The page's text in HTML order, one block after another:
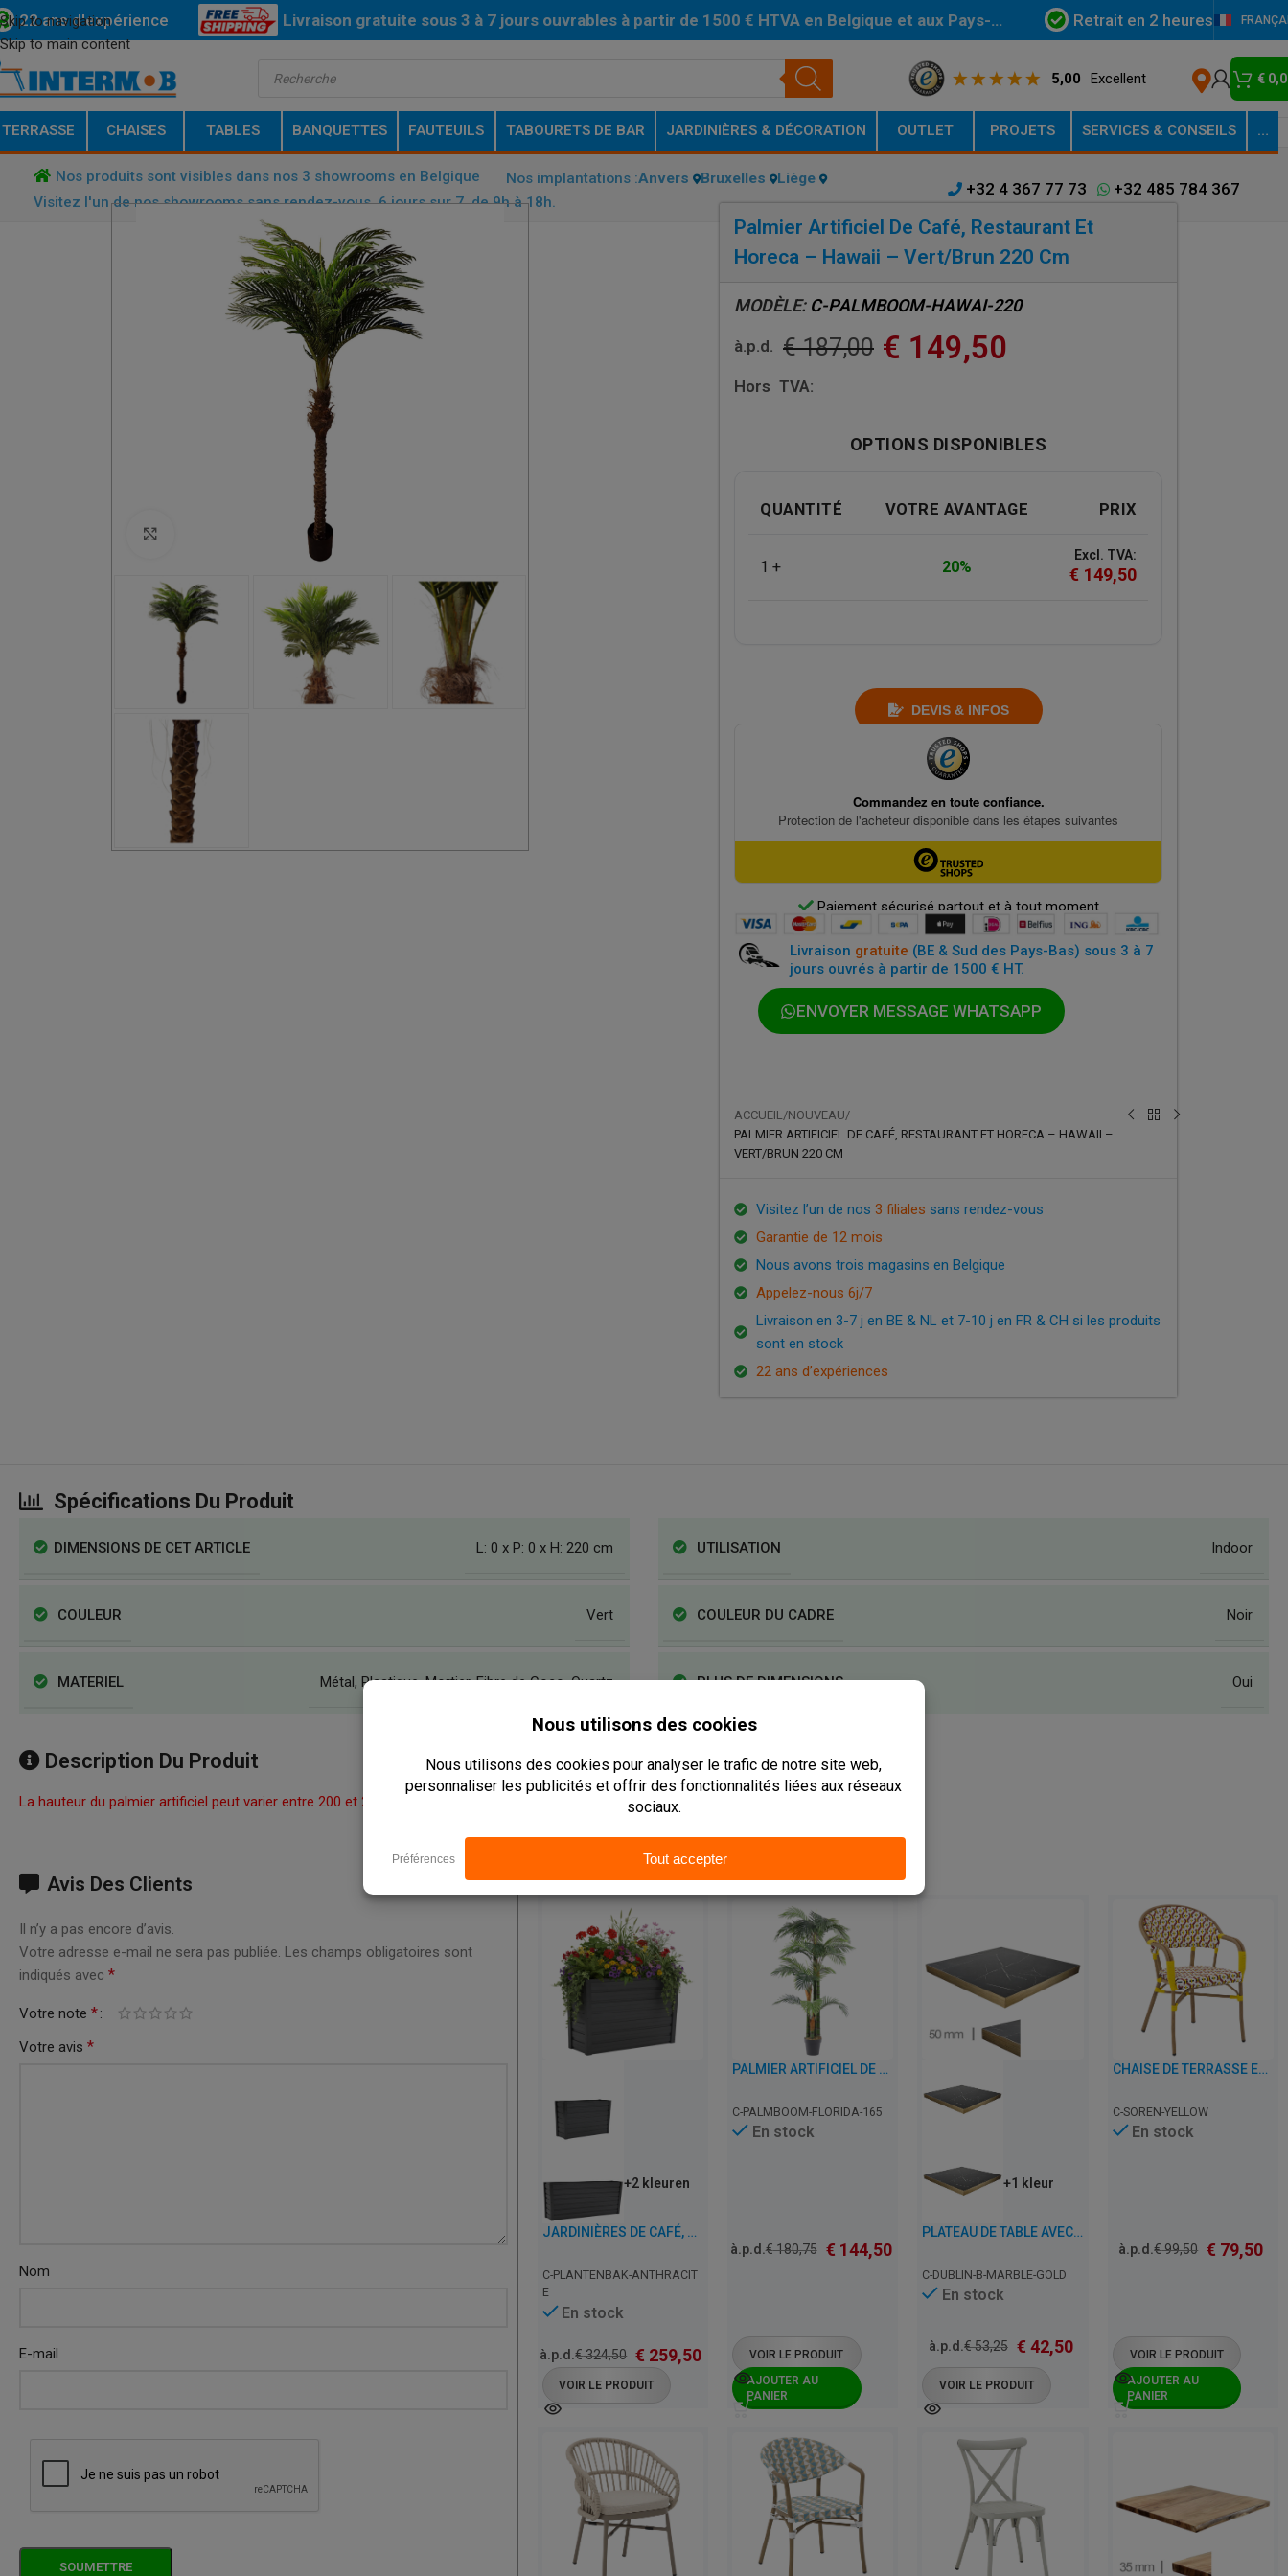
Skip to navigation
Skip to main content
22 ans d'expérience Livraison gratuite sous 3 à 7 jours ouvrables à partir de 1500 € HTVA en Belgique et aux Pays-
Retrait en 2 heures
5,00 Excellent €
TERRASSE CHAISES TABLES BANQUETTES FAUTEUILS TABOURETS DE BAR JARDINIÈRES & DÉCORATION OUTLET PROJETS SERVICES & CONSEILS …
Nos produits sont visibles dans nos 3 showrooms en Belgique Nos implantations :Anvers Bruxelles Liège
Visitez l'un de nos showrooms sans rendez-vous, 6 jours sur 7, de 9h à 18h.
+32 4 367 77 73 +32 485 784 367
Palmier Artificiel De Café, Restaurant Et
Horeca – Hawaii – Vert/Brun 220 Cm
MODÈLE: C-PALMBOOM-HAWAI-220
à.p.d. €187,00 € 149,50
Hors TVA:
OPTIONS DISPONIBLES
QUANTITÉ VOTRE AVANTAGE PRIX
1 + 20%
Excl. TVA:
€ 149,50
DEVIS & INFOS
Paiement sécurisé partout et à tout moment
Livraison gratuite (BE & Sud des Pays-Bas) sous 3 à 7
jours ouvrés à partir de 1500 € HT.
ENVOYER MESSAGE WHATSAPP
ACCUEIL /NOUVEAU/
PALMIER ARTIFICIEL DE CAFÉ, RESTAURANT ET HORECA – HAWAII –
VERT/BRUN 220 CM
Visitez l’un de nos 3 filiales sans rendez-vous
Garantie de 12 mois
Nous avons trois magasins en Belgique
Appelez-nous 6j/7
Livraison en 3-7 j en BE & NL et 7-10 j en FR & CH si les produits
sont en stock
22 ans d’expériences
Spécifications Du Produit
DIMENSIONS DE CET ARTICLE L: 0 x P: 0 x H: 220 cm UTILISATION Indoor
COULEUR Vert COULEUR DU CADRE Noir
MATERIEL Métal, Plastique,Mortier,Fibre de Coco,Quartz PLUS DE DIMENSIONS Oui
Description Du Produit
La hauteur du palmier artificiel peut varier entre 200 et 250 cm.
Avis Des Clients
Il n’y a pas encore d’avis.
Votre adresse e-mail ne sera pas publiée. Les champs obligatoires sont
indiqués avec *
Votre note *
Votre avis *
Nom
E-mail
Produits Connexes
+2 kleuren
JARDINIÈRES DE CAFÉ, RESTAURANT ET HORECA – ANTHRACITE – 28 CM D’ÉPAISSEUR
C-PLANTENBAK-ANTHRACIT
E
En stock
à.p.d.€324,50 € 259,50
VOIR LE PRODUIT
PALMIER ARTIFICIEL DE CAFÉ, RESTAURANT ET HORECA – FLORIDA – VERT 165 CM
C-PALMBOOM-FLORIDA-165
En stock
à.p.d.€180,75 € 144,50
VOIR LE PRODUIT
AJOUTER AU
PANIER
+1 kleur
PLATEAU DE TABLE AVEC BORD DORÉ DE CAFÉ, RESTAURANT ET HORECA – DUBLIN MARBRE NOIR – 5 CM D’ÉPAISSEUR
C-DUBLIN-B-MARBLE-GOLD
En stock
à.p.d.€53,25 € 42,50
VOIR LE PRODUIT
CHAISE DE TERRASSE EMPILABLE AVEC ACCOUDOIRS DE CAFÉ, RESTAURANT ET HORECA – SOREN – ROTIN
C-SOREN-YELLOW
En stock
à.p.d.€99,50 € 79,50
VOIR LE PRODUIT
AJOUTER AU
PANIER